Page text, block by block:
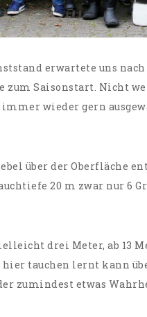
erwartete uns
zum Saisonstart. Nicht
wieder gern
über der Oberfläche
20 m zwar nur 6
drei Meter, ab 13
tauchen lernt kann
zumindest etwas